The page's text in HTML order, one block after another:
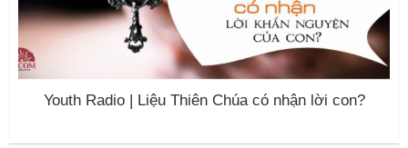
Youth Radio | Liệu Thiên Chúa có nhận lời con?